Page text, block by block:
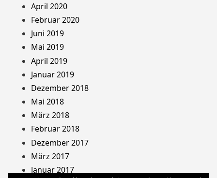
April 2020
Februar 2020
Juni 2019
Mai 2019
April 2019
Januar 2019
Dezember 2018
Mai 2018
März 2018
Februar 2018
Dezember 2017
März 2017
Januar 2017